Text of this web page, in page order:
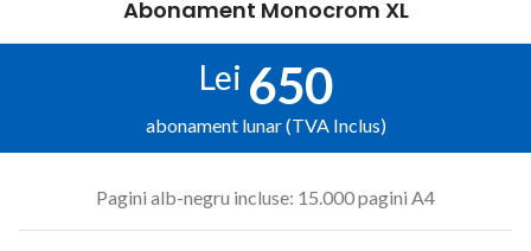
Abonament Monocrom XL
Lei 650
abonament lunar (TVA Inclus)
Pagini alb-negru incluse: 15.000 pagini A4